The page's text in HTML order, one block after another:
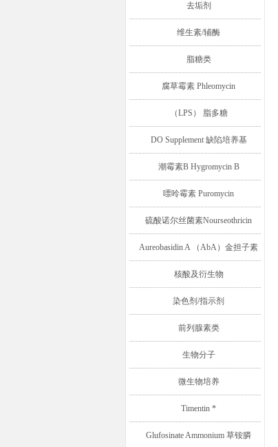
去垢剂
维生素/辅酶
脂糖类
腐草霉素 Phleomycin
（LPS） 脂多糖
DO Supplement 缺陷培养基
潮霉素B Hygromycin B
嘌呤霉素 Puromycin
硫酸诺尔丝菌素Nourseothricin
Aureobasidin A （AbA）金担子素
A
核酸及衍生物
染色剂/指示剂
前列腺素类
生物分子
微生物培养
Timentin *
Glufosinate Ammonium 草铵膦